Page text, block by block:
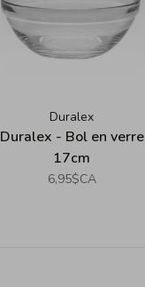
Duralex
Duralex - Bol en verre
17cm
6,95$CA